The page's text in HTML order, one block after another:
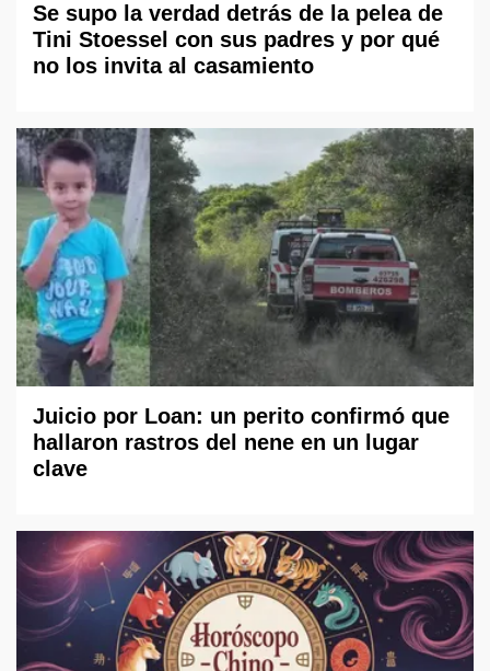
Se supo la verdad detrás de la pelea de
Tini Stoessel con sus padres y por qué
no los invita al casamiento
Juicio por Loan: un perito confirmó que
hallaron rastros del nene en un lugar
clave